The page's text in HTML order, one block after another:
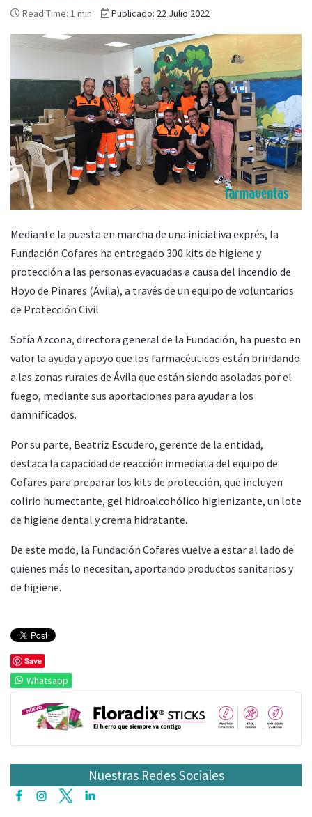
Read Time: 1 min Publicado: 22 Julio 2022
Mediante la puesta en marcha de una iniciativa exprés, la
Fundación Cofares ha entregado 300 kits de higiene y
protección a las personas evacuadas a causa del incendio de
Hoyo de Pinares (Ávila), a través de un equipo de voluntarios
de Protección Civil.
Sofía Azcona, directora general de la Fundación, ha puesto en
valor la ayuda y apoyo que los farmacéuticos están brindando
a las zonas rurales de Ávila que están siendo asoladas por el
fuego, mediante sus aportaciones para ayudar a los
damnificados.
Por su parte, Beatriz Escudero, gerente de la entidad,
destaca la capacidad de reacción inmediata del equipo de
Cofares para preparar los kits de protección, que incluyen
colirio humectante, gel hidroalcohólico higienizante, un lote
de higiene dental y crema hidratante.
De este modo, la Fundación Cofares vuelve a estar al lado de
quienes más lo necesitan, aportando productos sanitarios y
de higiene.
Save
Whatsapp
Nuestras Redes Sociales